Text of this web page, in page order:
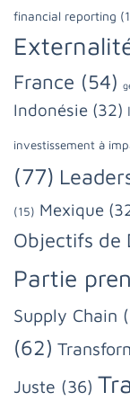
financial reporting
France (54)
Indonésie (32)
investissement à
(77)
(15) Mexique
Objectifs de
Partie
Supply Chain
(62)
Juste (36)